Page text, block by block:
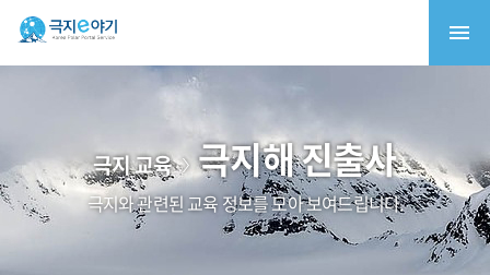
극지 교육 극지해 진출사
극지와 관련된 교육 정보를 모아 보여드립니다.